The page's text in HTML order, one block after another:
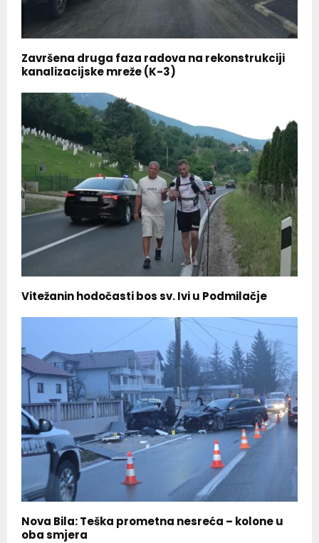
Završena druga faza radova na rekonstrukciji
kanalizacijske mreže (K-3)
Vitežanin hodočasti bos sv. Ivi u Podmilačje
Nova Bila: Teška prometna nesreća – kolone u
oba smjera